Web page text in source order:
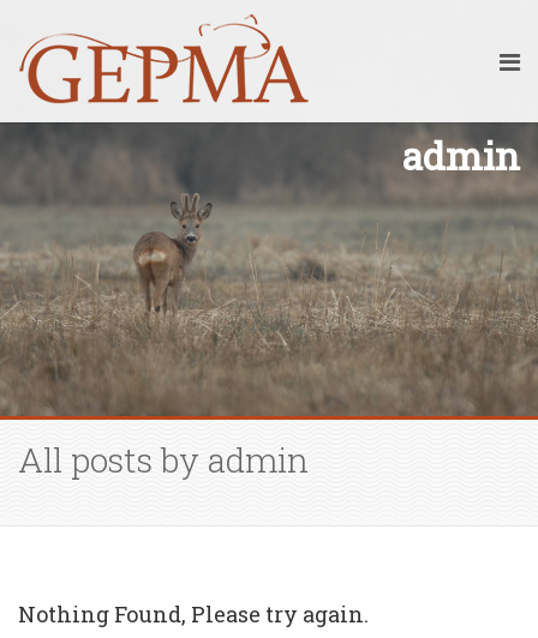
admin
All posts by admin
Nothing Found, Please try again.